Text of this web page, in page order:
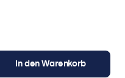
In den Warenkorb